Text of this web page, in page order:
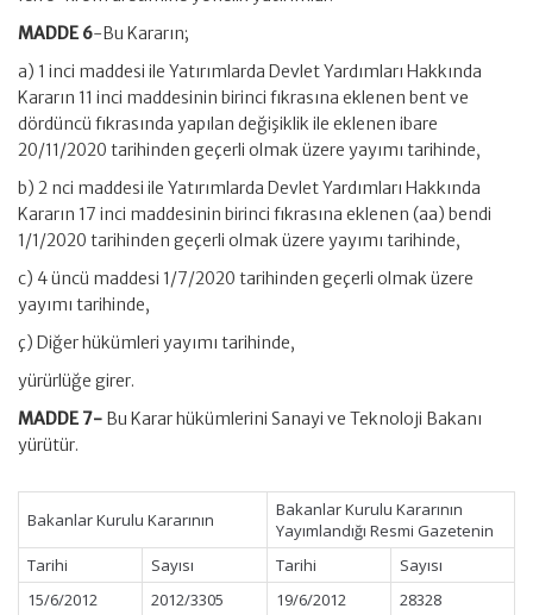
MADDE 6-Bu Kararın;
a) 1 inci maddesi ile Yatırımlarda Devlet Yardımları Hakkında
Kararın 11 inci maddesinin birinci fıkrasına eklenen bent ve
dördüncü fıkrasında yapılan değişiklik ile eklenen ibare
20/11/2020 tarihinden geçerli olmak üzere yayımı tarihinde,
b) 2 nci maddesi ile Yatırımlarda Devlet Yardımları Hakkında
Kararın 17 inci maddesinin birinci fıkrasına eklenen (aa) bendi
1/1/2020 tarihinden geçerli olmak üzere yayımı tarihinde,
c) 4 üncü maddesi 1/7/2020 tarihinden geçerli olmak üzere
yayımı tarihinde,
ç) Diğer hükümleri yayımı tarihinde,
yürürlüğe girer.
MADDE 7- Bu Karar hükümlerini Sanayi ve Teknoloji Bakanı
yürütür.
Bakanlar Kurulu Kararının
Bakanlar Kurulu Kararının
Yayımlandığı Resmi Gazetenin
Tarihi
Sayısı Tarihi
Sayısı
15/6/2012
2012/3305 19/6/2012 28328